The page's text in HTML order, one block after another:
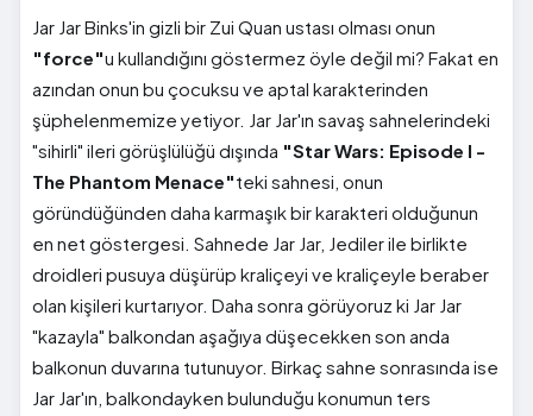
Jar Jar Binks'in gizli bir Zui Quan ustası olması onun
"force"u kullandığını göstermez öyle değil mi? Fakat en
azından onun bu çocuksu ve aptal karakterinden
şüphelenmemize yetiyor. Jar Jar'ın savaş sahnelerindeki
"sihirli" ileri görüşlülüğü dışında "Star Wars: Episode I -
The Phantom Menace"teki sahnesi, onun
göründüğünden daha karmaşık bir karakteri olduğunun
en net göstergesi. Sahnede Jar Jar, Jediler ile birlikte
droidleri pusuya düşürüp kraliçeyi ve kraliçeyle beraber
olan kişileri kurtarıyor. Daha sonra görüyoruz ki Jar Jar
"kazayla" balkondan aşağıya düşecekken son anda
balkonun duvarına tutunuyor. Birkaç sahne sonrasında ise
Jar Jar'ın, balkondayken bulunduğu konumun ters